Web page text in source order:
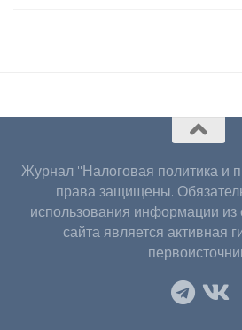
Журнал "Налоговая политика и
права защищены.
использования информации из
сайта является активная